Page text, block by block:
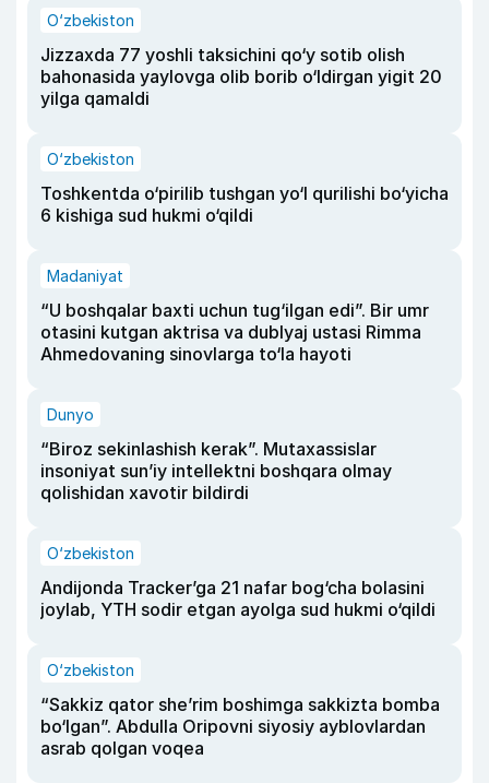
O‘zbekiston
Jizzaxda 77 yoshli taksichini qo‘y sotib olish
bahonasida yaylovga olib borib o‘ldirgan yigit 20
yilga qamaldi
O‘zbekiston
Toshkentda o‘pirilib tushgan yo‘l qurilishi bo‘yicha
6 kishiga sud hukmi o‘qildi
Madaniyat
“U boshqalar baxti uchun tug‘ilgan edi”. Bir umr
otasini kutgan aktrisa va dublyaj ustasi Rimma
Ahmedovaning sinovlarga to‘la hayoti
Dunyo
“Biroz sekinlashish kerak”. Mutaxassislar
insoniyat sun’iy intellektni boshqara olmay
qolishidan xavotir bildirdi
O‘zbekiston
Andijonda Tracker’ga 21 nafar bog‘cha bolasini
joylab, YTH sodir etgan ayolga sud hukmi o‘qildi
O‘zbekiston
“Sakkiz qator she’rim boshimga sakkizta bomba
bo‘lgan”. Abdulla Oripovni siyosiy ayblovlardan
asrab qolgan voqea